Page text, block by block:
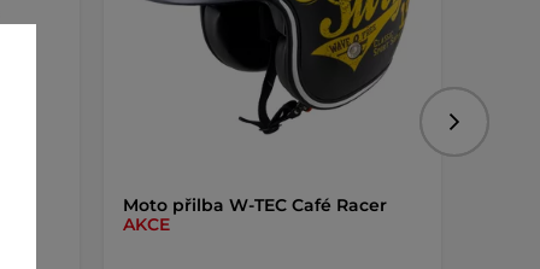
Moto přilba W-TEC Café Racer
AKCE